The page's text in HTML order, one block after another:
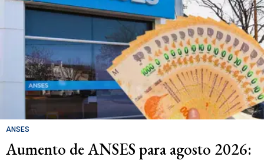
ANSES
Aumento de ANSES para agosto 2026: